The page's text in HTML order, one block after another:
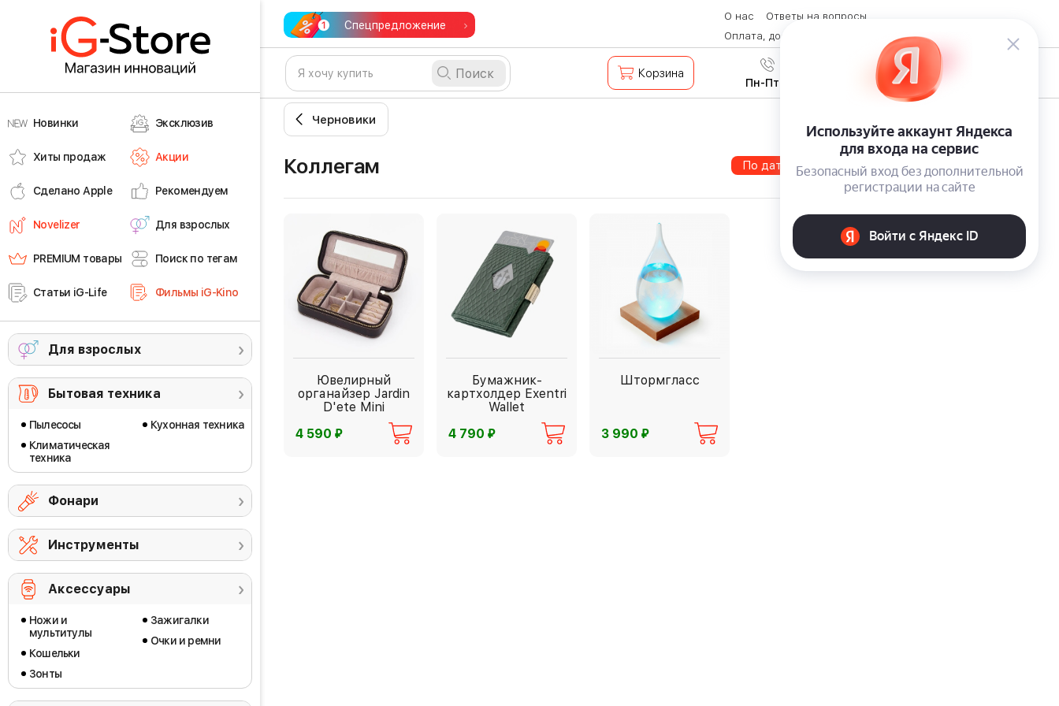
Новинки Эксклюзив
Хиты продаж Акции
Сделано Apple Рекомендуем
Novelizer Для взрослых
PREMIUM товары Поиск по тегам
Статьи iG-Life Фильмы iG-Kino
Для взрослых
Бытовая техника
Пылесосы
Климатическая
техника
Кухонная техника
Фонари
Инструменты
Аксессуары
Ножи и
мультитулы
Кошельки
Зонты
Зажигалки
Очки и ремни
Спецпредложение
О нас
Ответы на вопросы
Оплата, доставка и возврат товара
Контакты
Поиск Корзина 8 (800) 600-28-07
Пн-Пт с 9:00 до 19:00
Черновики
Коллегам По дате По популярности По цене
Ювелирный
органайзер Jardin
D'ete Mini
4 590 ⃏
Бумажник-
картхолдер Exentri
Wallet
4 790 ⃏
Штормгласс
3 990 ⃏